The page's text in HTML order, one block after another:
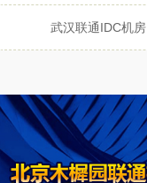
武汉联通IDC机房